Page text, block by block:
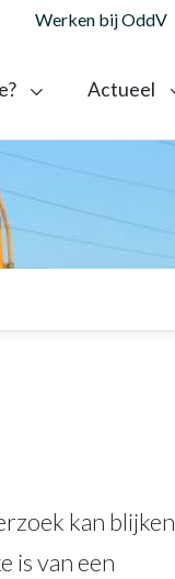
Werken bij OddV
Actueel
kan blijken
is van een